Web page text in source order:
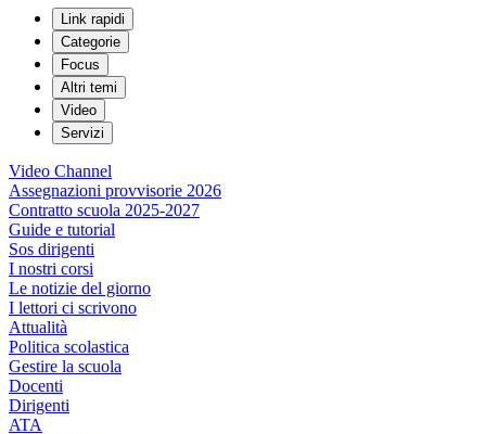
Link rapidi
Categorie
Focus
Altri temi
Video
Servizi
Video Channel
Assegnazioni provvisorie 2026
Contratto scuola 2025-2027
Guide e tutorial
Sos dirigenti
I nostri corsi
Le notizie del giorno
I lettori ci scrivono
Attualità
Politica scolastica
Gestire la scuola
Docenti
Dirigenti
ATA